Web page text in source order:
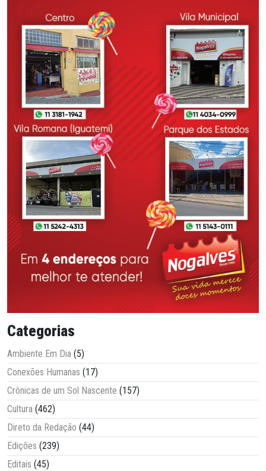
Categorias
Ambiente Em Dia (5)
Conexões Humanas (17)
Crônicas de um Sol Nascente (157)
Cultura (462)
Direto da Redação (44)
Edições (239)
Editais (45)